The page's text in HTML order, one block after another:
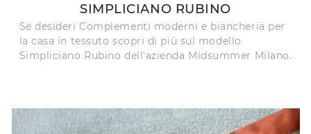
SIMPLICIANO RUBINO
Se desideri Complementi moderni e biancheria per
la casa in tessuto scopri di più sul modello
Simpliciano Rubino dell'azienda Midsummer Milano.